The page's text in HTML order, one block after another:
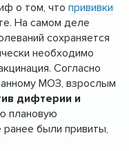
о том, что прививки
На самом деле
сохраняется
необходимо
Согласно
МОЗ, взрослым
дифтерии и
плановую
были привиты,